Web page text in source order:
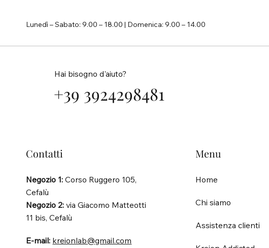
Contatti
Negozio 1: Corso Ruggero 105,
Cefalù
Negozio 2: via Giacomo Matteotti
11 bis, Cefalù
E-mail: kreionlab@gmail.com
Menu
Home
Chi siamo
Assistenza clienti
Hai bisogno d'aiuto?
+39 3924298481
Lunedì – Sabato: 9.00 – 18.00 | Domenica: 9.00 – 14.00